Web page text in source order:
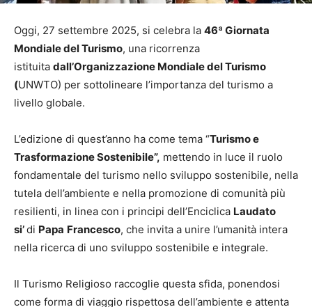
Oggi, 27 settembre 2025, si celebra la 46ª Giornata
Mondiale del Turismo, una ricorrenza
istituita dall’Organizzazione Mondiale del Turismo
(UNWTO) per sottolineare l’importanza del turismo a
livello globale.
L’edizione di quest’anno ha come tema “Turismo e
Trasformazione Sostenibile”, mettendo in luce il ruolo
fondamentale del turismo nello sviluppo sostenibile, nella
tutela dell’ambiente e nella promozione di comunità più
resilienti, in linea con i principi dell’Enciclica Laudato
si’di Papa Francesco, che invita a unire l’umanità intera
nella ricerca di uno sviluppo sostenibile e integrale.
Il Turismo Religioso raccoglie questa sfida, ponendosi
come forma di viaggio rispettosa dell’ambiente e attenta